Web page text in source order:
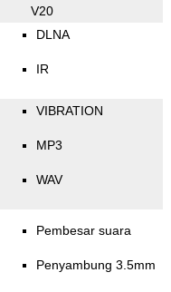
V20
DLNA
IR
VIBRATION
MP3
WAV
Pembesar suara
Penyambung 3.5mm